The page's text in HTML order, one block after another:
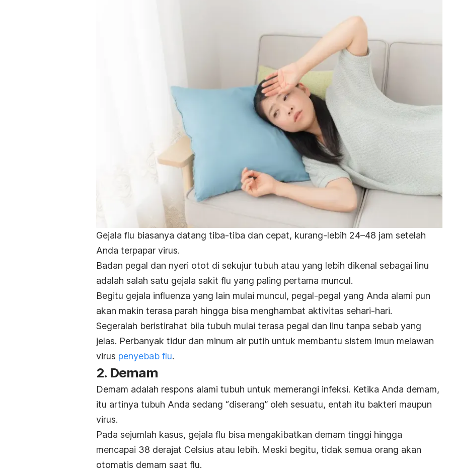
Gejala flu biasanya datang tiba-tiba dan cepat, kurang-lebih 24–48 jam setelah
Anda terpapar virus.
Badan pegal dan nyeri otot di sekujur tubuh atau yang lebih dikenal sebagai linu
adalah salah satu gejala sakit flu yang paling pertama muncul.
Begitu gejala influenza yang lain mulai muncul, pegal-pegal yang Anda alami pun
akan makin terasa parah hingga bisa menghambat aktivitas sehari-hari.
Segeralah beristirahat bila tubuh mulai terasa pegal dan linu tanpa sebab yang
jelas. Perbanyak tidur dan minum air putih untuk membantu sistem imun melawan
virus penyebab flu.
2. Demam
Demam adalah respons alami tubuh untuk memerangi infeksi. Ketika Anda demam,
itu artinya tubuh Anda sedang “diserang” oleh sesuatu, entah itu bakteri maupun
virus.
Pada sejumlah kasus, gejala flu bisa mengakibatkan demam tinggi hingga
mencapai 38 derajat Celsius atau lebih. Meski begitu, tidak semua orang akan
otomatis demam saat flu.